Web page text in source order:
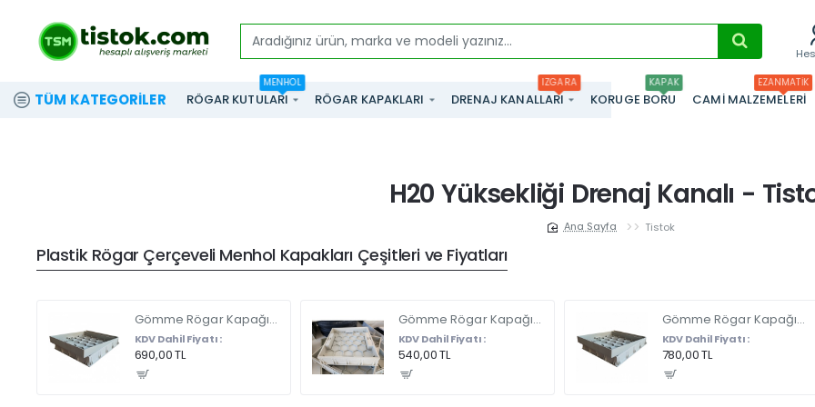
Aradığınız
marka
ve
TÜM KATEGORILER RÖGAR KUTULARI
MENHOL
RÖGAR KAPAKLARI DRENAJ KANALLARI
IZGARA
KORUGE BORU
KAPAK
CAMI MALZEMELERI
EZANMATIK
H20 Yüksekliği Drenaj Kanalı -
Tistok
Plastik Rögar Çerçeveli Menhol Kapakları Çeşitleri ve Fiyatları
Gömme Rögar Kapağı - Seramik - Fayans Ve Mermer Zeminlerde - Gizli Çerçeve Kapak Çift Kulplu 45 X 45
KDV Dahil Fiyatı :
690,00 TL
Gömme Rögar Kapağı - Seramik - Fayans Ve Mermer Zeminlerde - Gizli Çerçeve Kapak 35 X 35 - ÇİFT KULPLU
KDV Dahil Fiyatı :
540,00 TL
Gömme Rögar Kapağı - Seramik - Fayans Ve Mermer Zeminlerde Gizli Çerçeve Kapak 55 x 55 - ÇİFT KULPLU
KDV Dahil Fiyatı :
780,00 TL